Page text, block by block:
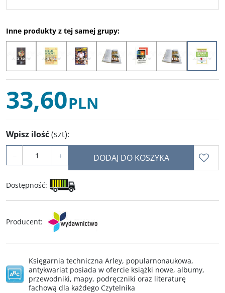
Inne produkty z tej samej grupy:
33,60PLN
Wpisz ilość(szt):
− + DODAJ DO KOSZYKA
Dostępność:
Producent:
Księgarnia techniczna Arley, popularnonaukowa,
antykwariat posiada w ofercie książki nowe, albumy,
przewodniki, mapy, podręczniki oraz literaturę
fachową dla każdego Czytelnika